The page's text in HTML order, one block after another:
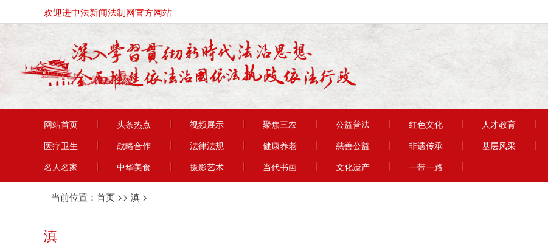
欢迎进中法新闻法制网官方网站
网站首页 头条热点 视频展示 聚焦三农 公益普法 红色文化 人才教育
医疗卫生
战略合作 法律法规 健康养老 慈善公益 非遗传承 基层风采
名人名家
中华美食 摄影艺术 当代书画 文化遗产 一带一路
当前位置： 首页 >> 滇 >
滇